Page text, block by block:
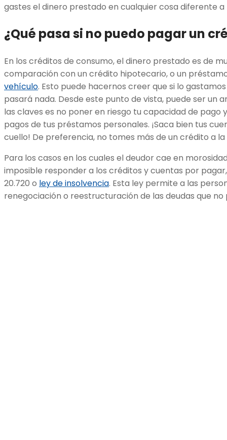
gastes el dinero prestado en cualquier cosa diferente
¿Qué pasa si no puedo pagar un
En los créditos de consumo, el dinero prestado es de
comparación con un crédito hipotecario, o un
vehículo. Esto puede hacernos creer que si lo
pasará nada. Desde este punto de vista, puede ser un
las claves es no poner en riesgo tu capacidad de
pagos de tus préstamos personales. ¡Saca bien tus
cuello! De preferencia, no tomes más de un crédito a
Para los casos en los cuales el deudor cae en
imposible responder a los créditos y cuentas por pagar,
20.720 o ley de insolvencia. Esta ley permite a las
renegociación o reestructuración de las deudas que